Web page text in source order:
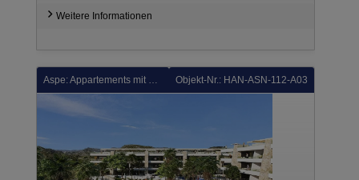
Weitere Informationen
Aspe: Appartements mit 3 Schlafzimmern, 2 -3 Bädern, Klimaanlage, Tiefgaragenstellplatz und Gemeinschaftspool in wunderschöner Golfanlage Objekt-Nr.: HAN-ASN-112-A03